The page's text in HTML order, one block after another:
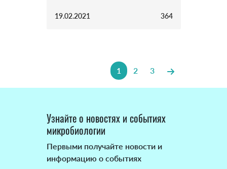
19.02.2021 364
1 2 3
Узнайте о новостях и событиях
микробиологии
Первыми получайте новости и
информацию о событиях